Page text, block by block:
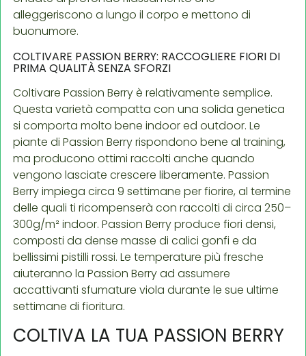
alleggeriscono a lungo il corpo e mettono di
buonumore.
COLTIVARE PASSION BERRY: RACCOGLIERE FIORI DI
PRIMA QUALITÀ SENZA SFORZI
Coltivare Passion Berry è relativamente semplice.
Questa varietà compatta con una solida genetica
si comporta molto bene indoor ed outdoor. Le
piante di Passion Berry rispondono bene al training,
ma producono ottimi raccolti anche quando
vengono lasciate crescere liberamente. Passion
Berry impiega circa 9 settimane per fiorire, al termine
delle quali ti ricompenserà con raccolti di circa 250–
300g/m² indoor. Passion Berry produce fiori densi,
composti da dense masse di calici gonfi e da
bellissimi pistilli rossi. Le temperature più fresche
aiuteranno la Passion Berry ad assumere
accattivanti sfumature viola durante le sue ultime
settimane di fioritura.
COLTIVA LA TUA PASSION BERRY